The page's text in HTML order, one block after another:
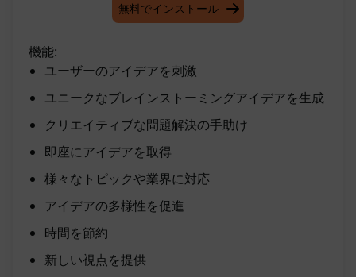
無料でインストール
機能:
ユーザーのアイデアを刺激
ユニークなブレインストーミングアイデアを生成
クリエイティブな問題解決の手助け
即座にアイデアを取得
様々なトピックや業界に対応
アイデアの多様性を促進
時間を節約
新しい視点を提供